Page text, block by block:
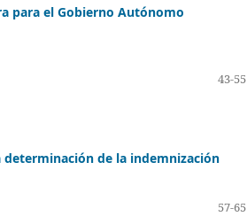
para el Gobierno Autónomo
43-55
determinación de la indemnización
57-65